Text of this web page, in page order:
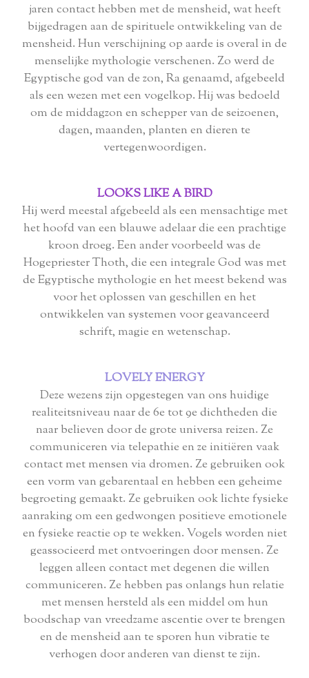
jaren contact hebben met de mensheid, wat heeft
bijgedragen aan de spirituele ontwikkeling van de
mensheid. Hun verschijning op aarde is overal in de
menselijke mythologie verschenen. Zo werd de
Egyptische god van de zon, Ra genaamd, afgebeeld
als een wezen met een vogelkop. Hij was bedoeld
om de middagzon en schepper van de seizoenen,
dagen, maanden, planten en dieren te
vertegenwoordigen.
LOOKS LIKE A BIRD
Hij werd meestal afgebeeld als een mensachtige met
het hoofd van een blauwe adelaar die een prachtige
kroon droeg. Een ander voorbeeld was de
Hogepriester Thoth, die een integrale God was met
de Egyptische mythologie en het meest bekend was
voor het oplossen van geschillen en het
ontwikkelen van systemen voor geavanceerd
schrift, magie en wetenschap.
LOVELY ENERGY
Deze wezens zijn opgestegen van ons huidige
realiteitsniveau naar de 6e tot 9e dichtheden die
naar believen door de grote universa reizen. Ze
communiceren via telepathie en ze initiëren vaak
contact met mensen via dromen. Ze gebruiken ook
een vorm van gebarentaal en hebben een geheime
begroeting gemaakt. Ze gebruiken ook lichte fysieke
aanraking om een ​​gedwongen positieve emotionele
en fysieke reactie op te wekken. Vogels worden niet
geassocieerd met ontvoeringen door mensen. Ze
leggen alleen contact met degenen die willen
communiceren. Ze hebben pas onlangs hun relatie
met mensen hersteld als een middel om hun
boodschap van vreedzame ascentie over te brengen
en de mensheid aan te sporen hun vibratie te
verhogen door anderen van dienst te zijn.